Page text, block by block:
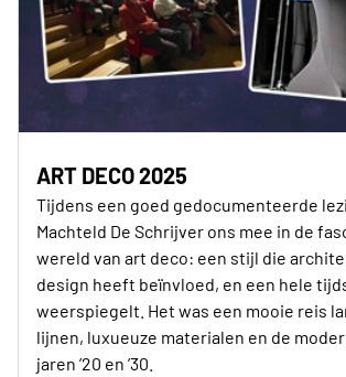
ART DECO 2025
Tijdens een goed gedocumenteerde
Machteld De Schrijver ons mee in de
wereld van art deco: een stijl die
design heeft beïnvloed, en een hele
weerspiegelt. Het was een mooie reis
lijnen, luxueuze materialen en de
jaren ’20 en ’30.